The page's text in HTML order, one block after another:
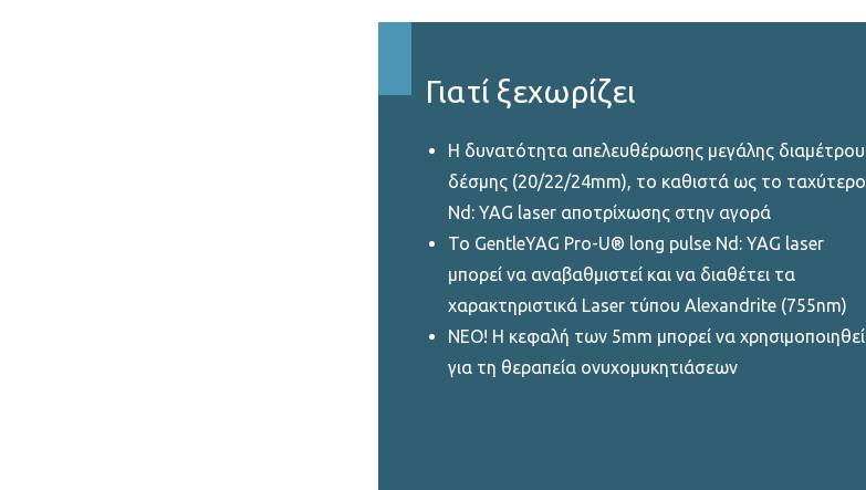
Γιατί ξεχωρίζει
Η δυνατότητα απελευθέρωσης μεγάλης διαμέτρου
δέσμης (20/22/24mm), το καθιστά ως το ταχύτερο
Nd: YAG laser αποτρίχωσης στην αγορά
To GentleYAG Pro-U® long pulse Nd: YAG laser
μπορεί να αναβαθμιστεί και να διαθέτει τα
χαρακτηριστικά Laser τύπου Alexandrite (755nm)
ΝΕΟ! Η κεφαλή των 5mm μπορεί να χρησιμοποιηθεί
για τη θεραπεία ονυχομυκητιάσεων